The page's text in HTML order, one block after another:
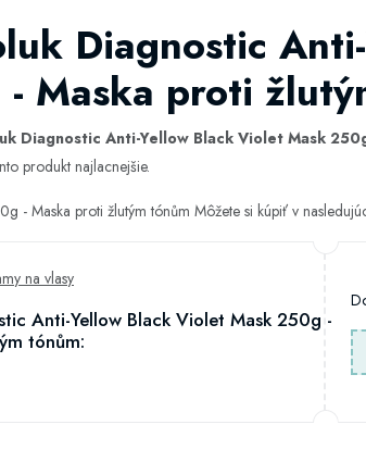
Diagnostic
Maska proti
Diagnostic Anti-Yellow Black Violet Mask
produkt najlacnejšie.
- Maska proti žlutým tónům Môžete si kúpiť v
na vlasy
Anti-Yellow Black Violet Mask 250g -
tónům: